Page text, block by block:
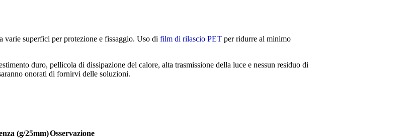
varie superfici per protezione e fissaggio. Uso di film di rilascio PET per ridurre al minimo
duro, pellicola di dissipazione del calore, alta trasmissione della luce e nessun residuo di
onorati di fornirvi delle soluzioni.
(g/25mm)Osservazione